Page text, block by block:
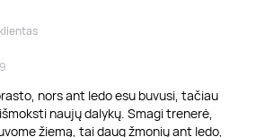
nors ant ledo esu buvusi, tačiau
naujų dalykų. Smagi trenerė,
žiemą, tai daug žmonių ant ledo,